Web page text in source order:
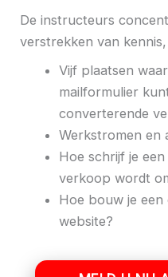
De instructeurs
verstrekken van
Vijf plaatsen
mailformulier
converterende
Werkstromen en
Hoe schrijf je
verkoop wordt
Hoe bouw je
website?